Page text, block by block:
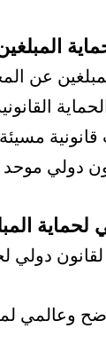
عن
قانونية
لحماية
وعالمي